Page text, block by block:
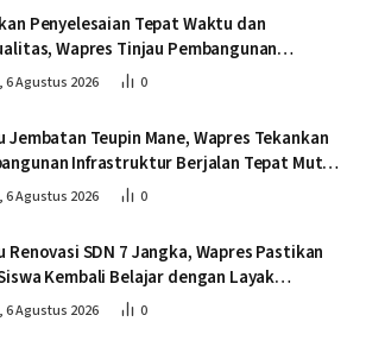
Penyelesaian Tepat Waktu dan
Wapres Tinjau Pembangunan
Lumut
Agustus 2026 0
Jembatan Teupin Mane, Wapres Tekankan
Infrastruktur Berjalan Tepat Mutu
Waktu
Agustus 2026 0
Renovasi SDN 7 Jangka, Wapres Pastikan
Kembali Belajar dengan Layak
Agustus 2026 0